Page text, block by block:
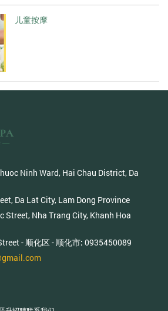
儿童按摩
Ninh Ward, Hai Chau District, Da
Da Lat City, Lam Dong Province
Street, Nha Trang City, Khanh Hoa
- 顺化区 - 顺化市: 0935450089